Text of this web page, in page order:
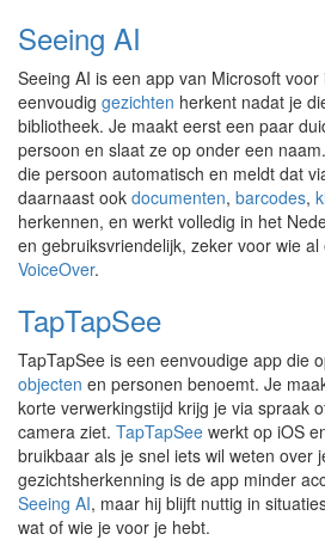
Seeing AI
Seeing AI is een app van Microsoft
eenvoudig gezichten herkent nadat je
bibliotheek. Je maakt eerst een paar
persoon en slaat ze op onder een
die persoon automatisch en meldt dat
daarnaast ook documenten, barcodes,
herkennen, en werkt volledig in het
en gebruiksvriendelijk, zeker voor wie
VoiceOver.
TapTapSee
TapTapSee is een eenvoudige app die
objecten en personen benoemt. Je
korte verwerkingstijd krijg je via spraak
camera ziet. TapTapSee werkt op iOS
bruikbaar als je snel iets wil weten over
gezichtsherkenning is de app minder
Seeing AI, maar hij blijft nuttig in
wat of wie je voor je hebt.